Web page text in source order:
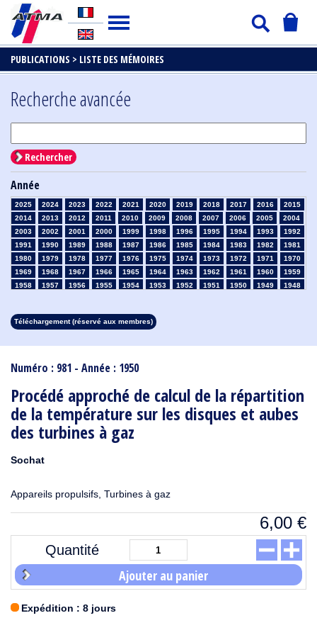
PUBLICATIONS > LISTE DES MÉMOIRES
Numéro : 981 - Année : 1950
Procédé approché de calcul de la répartition
de la température sur les disques et aubes
des turbines à gaz
Sochat
Appareils propulsifs, Turbines à gaz
6,00 €
Quantité
Ajouter au panier
Expédition : 8 jours
Recherche avancée
Rechercher
Année
2025 2024 2023 2022 2021 2020 2019 2018 2017 2016
2015
2014
2013 2012 2011 2010 2009 2008 2007 2006 2005
2004
2003
2002 2001 2000 1999 1998 1996 1995 1994 1993
1992
1991
1990 1989 1988 1987 1986 1985 1984 1983 1982
1981
1980
1979 1978 1977 1976 1975 1974 1973 1972 1971
1970
1969
1968 1967 1966 1965 1964 1963 1962 1961 1960
1959
1958
1957 1956 1955 1954 1953 1952 1951 1950 1949
1948
1913
1912 1911 1910 1909 1908
Téléchargement (réservé aux membres)